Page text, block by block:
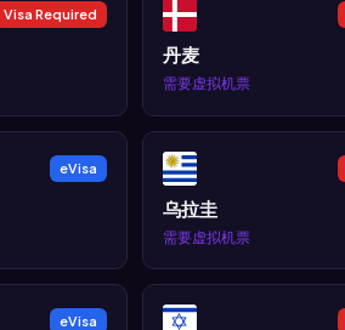
Visa Required
丹麦
需要虚拟机票
eVisa
乌拉圭
需要虚拟机票
eVisa